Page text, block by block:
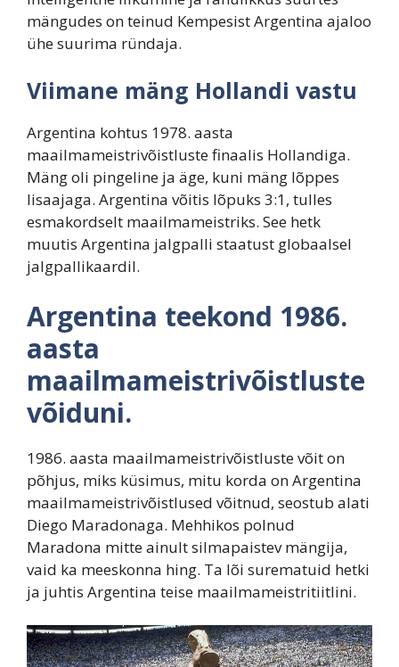
mängudes on teinud Kempesist Argentina ajaloo
ühe suurima ründaja.
Viimane mäng Hollandi vastu
Argentina kohtus 1978. aasta
maailmameistrivõistluste finaalis Hollandiga.
Mäng oli pingeline ja äge, kuni mäng lõppes
lisaajaga. Argentina võitis lõpuks 3:1, tulles
esmakordselt maailmameistriks. See hetk
muutis Argentina jalgpalli staatust globaalsel
jalgpallikaardil.
Argentina teekond 1986.
aasta
maailmameistrivõistluste
võiduni.
1986. aasta maailmameistrivõistluste võit on
põhjus, miks küsimus, mitu korda on Argentina
maailmameistrivõistlused võitnud, seostub alati
Diego Maradonaga. Mehhikos polnud
Maradona mitte ainult silmapaistev mängija,
vaid ka meeskonna hing. Ta lõi surematuid hetki
ja juhtis Argentina teise maailmameistritiitlini.